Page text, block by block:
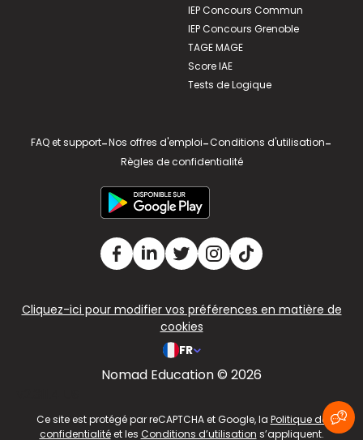
IEP Concours Commun
IEP Concours Grenoble
TAGE MAGE
Score IAE
Tests de Logique
FAQ et support-Nos offres d'emploi-Conditions d'utilisation-
Règles de confidentialité
Cliquez-ici pour modifier vos préférences en matière de
cookies
FR
Nomad Education © 2026
Ce site est protégé par reCAPTCHA et Google, la Politique de
confidentialitéet les Conditions d’utilisation s’appliquent.